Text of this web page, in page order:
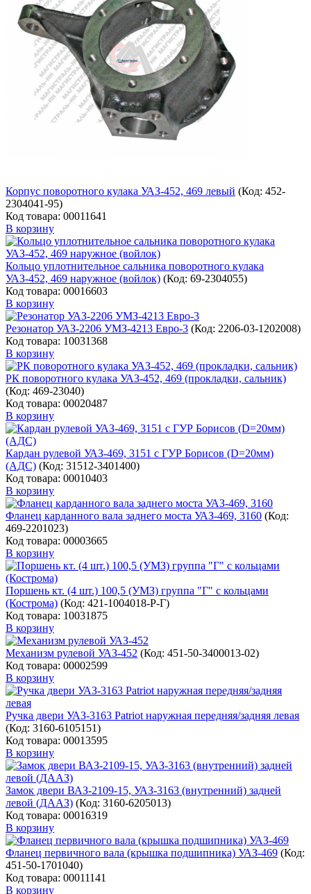
Корпус поворотного кулака УАЗ-452, 469 левый (Код: 452-
2304041-95)
Код товара: 00011641
В корзину
Кольцо уплотнительное сальника поворотного кулака
УАЗ-452, 469 наружное (войлок) (Код: 69-2304055)
Код товара: 00016603
В корзину
Резонатор УАЗ-2206 УМЗ-4213 Евро-3 (Код: 2206-03-1202008)
Код товара: 10031368
В корзину
РК поворотного кулака УАЗ-452, 469 (прокладки, сальник)
(Код: 469-23040)
Код товара: 00020487
В корзину
Кардан рулевой УАЗ-469, 3151 с ГУР Борисов (D=20мм)
(АДС) (Код: 31512-3401400)
Код товара: 00010403
В корзину
Фланец карданного вала заднего моста УАЗ-469, 3160 (Код:
469-2201023)
Код товара: 00003665
В корзину
Поршень кт. (4 шт.) 100,5 (УМЗ) группа "Г" с кольцами
(Кострома) (Код: 421-1004018-Р-Г)
Код товара: 10031875
В корзину
Механизм рулевой УАЗ-452 (Код: 451-50-3400013-02)
Код товара: 00002599
В корзину
Ручка двери УАЗ-3163 Patriot наружная передняя/задняя левая
(Код: 3160-6105151)
Код товара: 00013595
В корзину
Замок двери ВАЗ-2109-15, УАЗ-3163 (внутренний) задней
левой (ДААЗ) (Код: 3160-6205013)
Код товара: 00016319
В корзину
Фланец первичного вала (крышка подшипника) УАЗ-469 (Код:
451-50-1701040)
Код товара: 00011141
В корзину